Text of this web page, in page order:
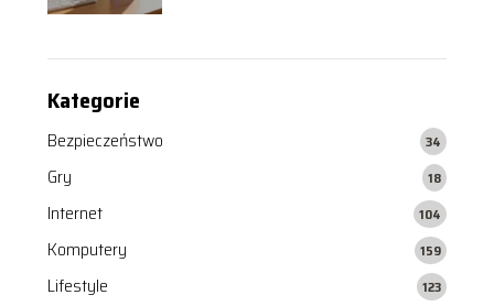
Kategorie
Bezpieczeństwo 34
Gry 18
Internet 104
Komputery 159
Lifestyle 123